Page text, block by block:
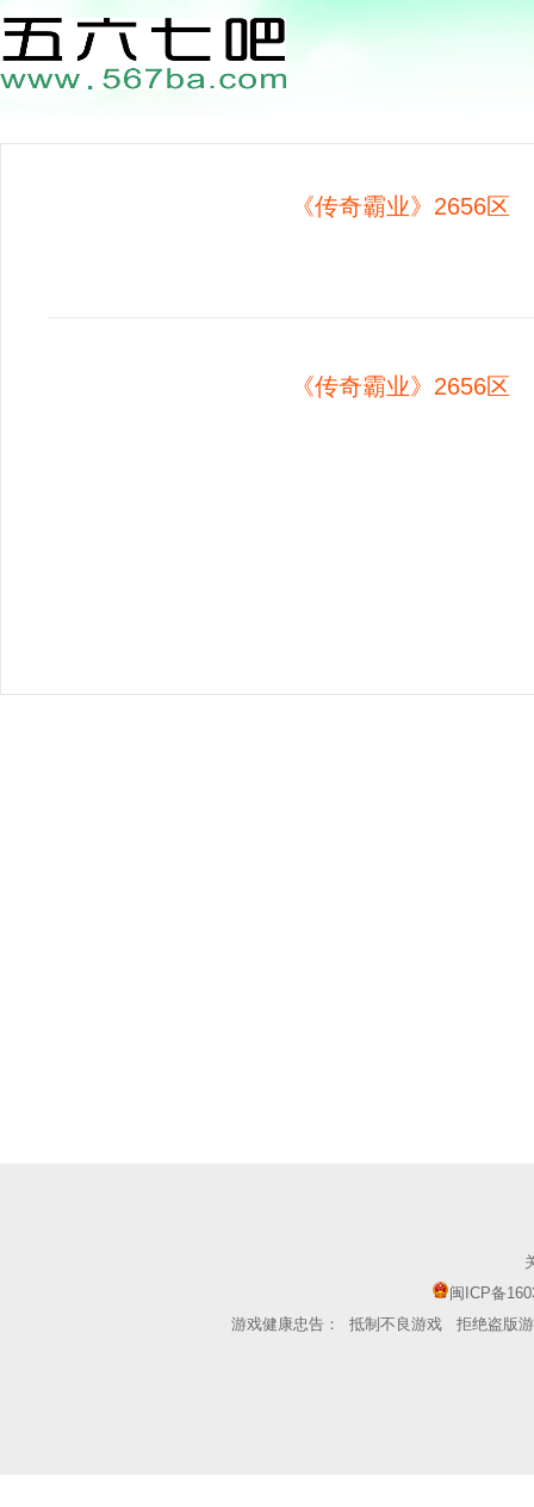
《传奇霸业》2656
《传奇霸业》2656
闽ICP备
游戏健康忠告：
抵制不良游戏 拒绝盗版